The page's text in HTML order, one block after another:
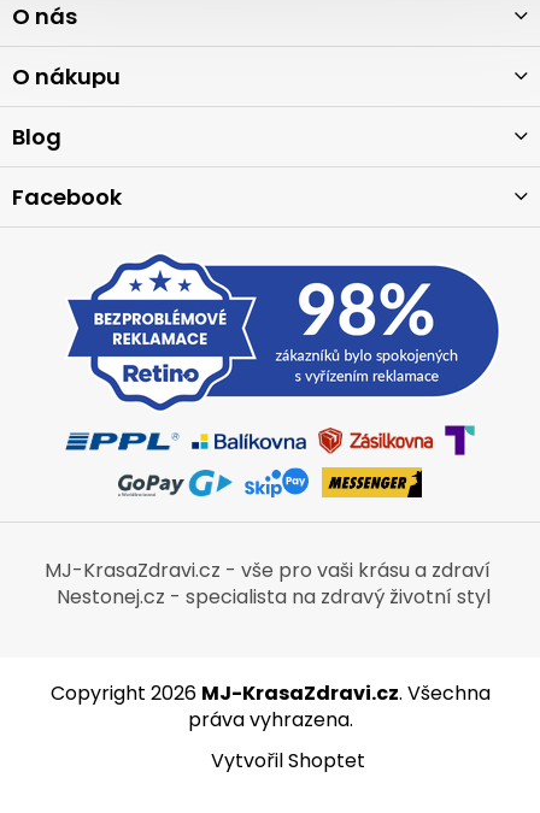
á
p
a
t
O nás
O nákupu
Blog
Facebook
MJ-KrasaZdravi.cz - vše pro vaši krásu a zdraví
Nestonej.cz - specialista na zdravý životní styl
Vytvořil Shoptet
Copyright 2026 MJ-KrasaZdravi.cz. Všechna
práva vyhrazena.